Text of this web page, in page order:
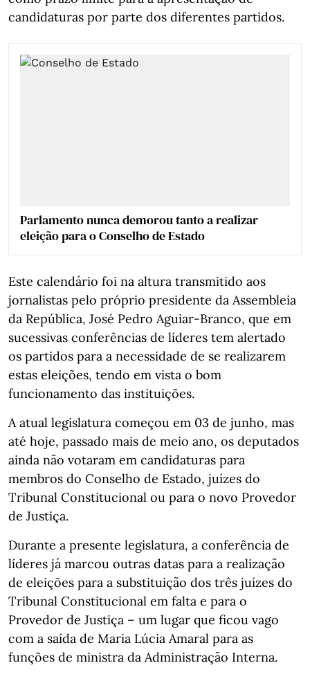
candidaturas por parte dos diferentes partidos.
Parlamento nunca demorou tanto a realizar
eleição para o Conselho de Estado
Este calendário foi na altura transmitido aos
jornalistas pelo próprio presidente da Assembleia
da República, José Pedro Aguiar-Branco, que em
sucessivas conferências de líderes tem alertado
os partidos para a necessidade de se realizarem
estas eleições, tendo em vista o bom
funcionamento das instituições.
A atual legislatura começou em 03 de junho, mas
até hoje, passado mais de meio ano, os deputados
ainda não votaram em candidaturas para
membros do Conselho de Estado, juízes do
Tribunal Constitucional ou para o novo Provedor
de Justiça.
Durante a presente legislatura, a conferência de
líderes já marcou outras datas para a realização
de eleições para a substituição dos três juízes do
Tribunal Constitucional em falta e para o
Provedor de Justiça – um lugar que ficou vago
com a saída de Maria Lúcia Amaral para as
funções de ministra da Administração Interna.